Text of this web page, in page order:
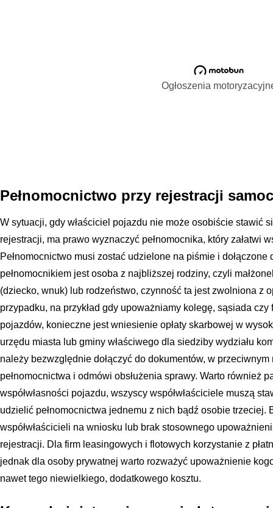
Ogłoszenia
Pełnomocnictwo przy rejestracji
W sytuacji, gdy właściciel pojazdu nie może osobiście stawić
rejestracji, ma prawo wyznaczyć pełnomocnika, który załatwi
Pełnomocnictwo musi zostać udzielone na piśmie i
pełnomocnikiem jest osoba z najbliższej rodziny, czyli
(dziecko, wnuk) lub rodzeństwo, czynność ta jest zwolniona z
przypadku, na przykład gdy upoważniamy kolegę, sąsiada
pojazdów, konieczne jest wniesienie opłaty skarbowej w
urzędu miasta lub gminy właściwego dla siedziby wydziału
należy bezwzględnie dołączyć do dokumentów, w
pełnomocnictwa i odmówi obsłużenia sprawy. Warto również
współwłasności pojazdu, wszyscy współwłaściciele muszą
udzielić pełnomocnictwa jednemu z nich bądź osobie trzeciej.
współwłaścicieli na wniosku lub brak stosownego
rejestracji. Dla firm leasingowych i flotowych korzystanie z
jednak dla osoby prywatnej warto rozważyć upoważnienie
nawet tego niewielkiego, dodatkowego kosztu.